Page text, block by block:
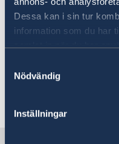
Dessa kan i sin tur
information som du har
samlat in när du har
Nödvändig
Inställningar
Basic information
available here. In
conditions also
select a country
drop-down list.
Read more